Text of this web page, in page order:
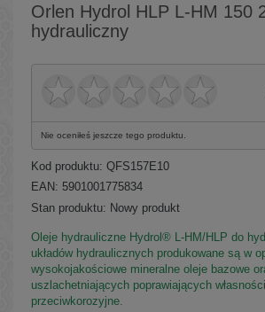
Orlen Hydrol HLP L-HM 150
hydrauliczny
Nie oceniłeś jeszcze tego produktu.
Kod produktu: QFS157E10
EAN: 5901001775834
Stan produktu: Nowy produkt
Oleje hydrauliczne Hydrol® L-HM/HLP do
układów hydraulicznych produkowane są w
wysokojakościowe mineralne oleje bazowe
uszlachetniających poprawiających
przeciwkorozyjne.